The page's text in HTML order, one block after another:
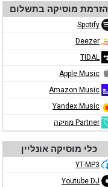
הזרמת מוסיקה בתשלום
Spotify
Deezer
TIDAL
Apple Music
Amazon Music
Yandex.Music
Partner מוזיקה
כלי מוסיקה אונליין
YT-MP3
Youtube DJ